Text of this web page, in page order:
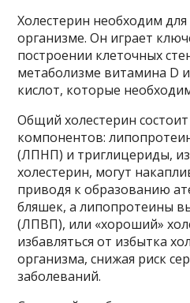
Холестерин необходим
организме. Он играет
построении клеточных
метаболизме витамина D
кислот, которые
Общий холестерин
компонентов:
(ЛПНП) и триглицериды,
холестерин, могут
приводя к образованию
бляшек, а липопротеины
(ЛПВП), или «хороший»
избавляться от избытка
организма, снижая риск
заболеваний.